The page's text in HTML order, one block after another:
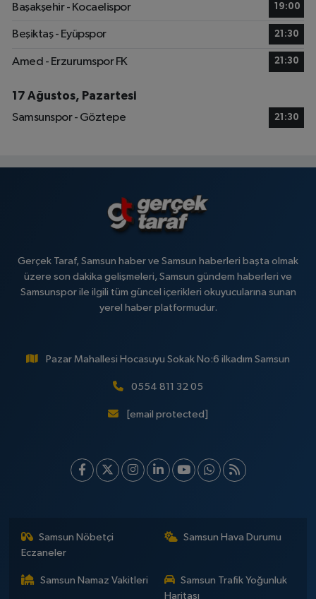
Başakşehir - Kocaelispor
19:00
Beşiktaş - Eyüpspor 21:30
Amed - Erzurumspor FK 21:30
17 Ağustos, Pazartesi
Samsunspor - Göztepe
21:30
Gerçek Taraf, Samsun haber ve Samsun haberleri başta olmak
üzere son dakika gelişmeleri, Samsun gündem haberleri ve
Samsunspor ile ilgili tüm güncel içerikleri okuyucularına sunan
yerel haber platformudur.
Pazar Mahallesi Hocasuyu Sokak No:6 ilkadım Samsun
0554 811 32 05
[email protected]
Samsun Nöbetçi
Eczaneler
Samsun Hava Durumu
Samsun Namaz Vakitleri
Samsun Trafik Yoğunluk
Haritası